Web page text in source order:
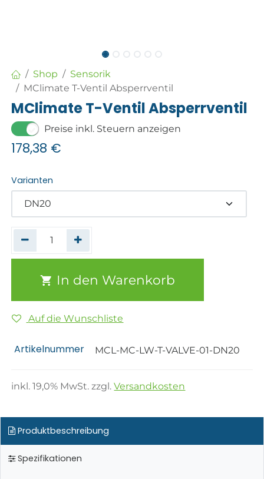
Shop
Sensorik
MClimate T-Ventil Absperrventil
MClimate T-Ventil Absperrventil
Preise inkl. Steuern anzeigen
178,38 €
Varianten
In den Warenkorb
Auf die Wunschliste
Artikelnummer MCL-MC-LW-T-VALVE-01-DN20
inkl.19,0% MwSt. zzgl.Versandkosten
Produktbeschreibung
Spezifikationen